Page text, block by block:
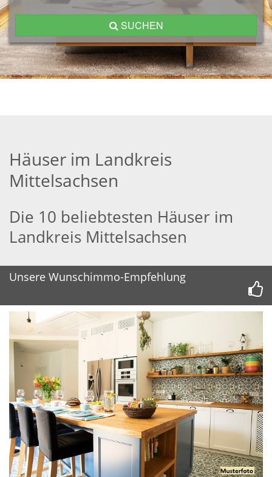
SUCHEN
Häuser im Landkreis
Mittelsachsen
Die 10 beliebtesten Häuser im
Landkreis Mittelsachsen
Unsere Wunschimmo-Empfehlung